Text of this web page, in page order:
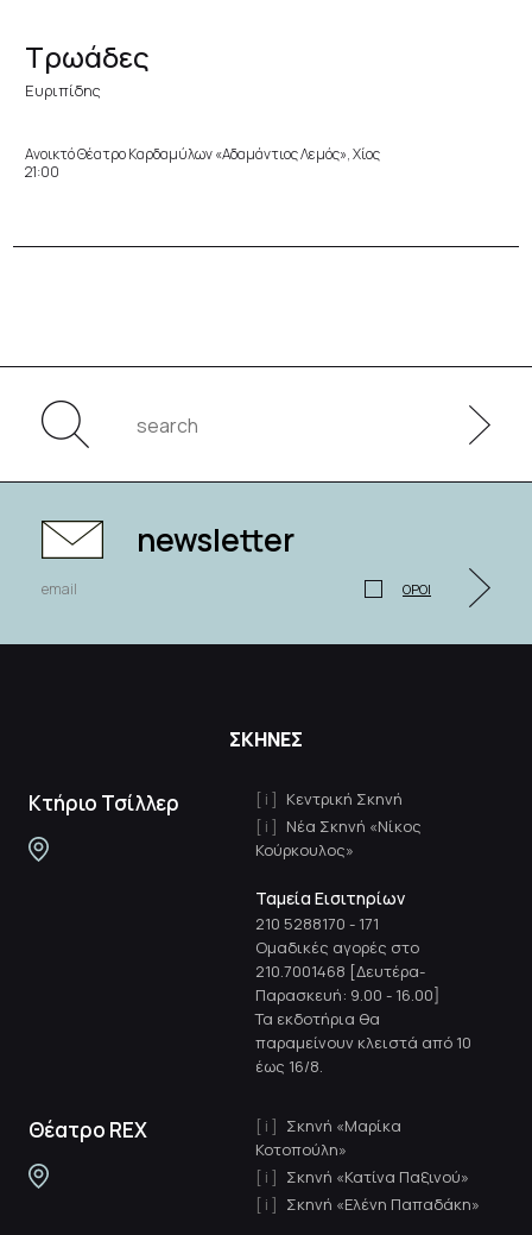
Τρωάδες
Ευριπίδης
Ανοικτό Θέατρο Καρδαμύλων «Αδαμάντιος Λεμός», Χίος
21:00
newsletter
ΟΡΟΙ
ΣΚΗΝΕΣ
Κτήριο Τσίλλερ
Κεντρική Σκηνή
Νέα Σκηνή «Νίκος
Κούρκουλος»
Ταμεία Εισιτηρίων
210 5288170 - 171
Ομαδικές αγορές στο
210.7001468 [Δευτέρα-
Παρασκευή: 9.00 - 16.00]
Τα εκδοτήρια θα
παραμείνουν κλειστά από 10
έως 16/8.
Θέατρο REX
Σκηνή «Μαρίκα
Κοτοπούλη»
Σκηνή «Κατίνα Παξινού»
Σκηνή «Ελένη Παπαδάκη»